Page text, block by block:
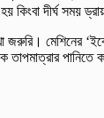
হয় কিংবা দীর্ঘ
জরুরি। মেশিনের
তাপমাত্রার